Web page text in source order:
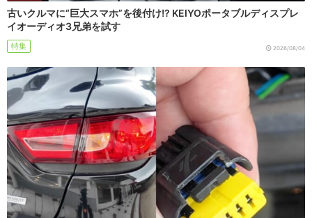
古いクルマに“巨大スマホ”を後付け!? KEIYOポータブルディスプレ
イオーディオ3兄弟を試す
特集 2026/08/04